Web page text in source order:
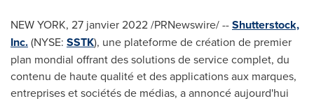
NEW YORK, 27 janvier 2022 /PRNewswire/ --Shutterstock,
Inc.(NYSE: SSTK), une plateforme de création de premier
plan mondial offrant des solutions de service complet, du
contenu de haute qualité et des applications aux marques,
entreprises et sociétés de médias, a annoncé aujourd'hui